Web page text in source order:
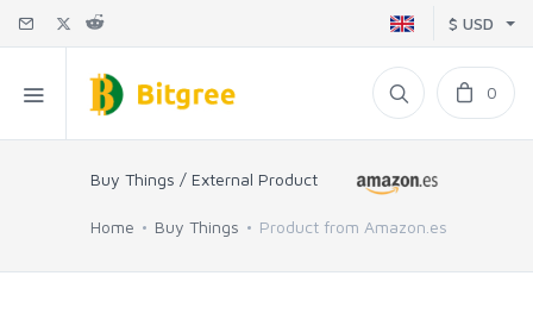
$ USD
0
Buy Things / External Product
Home Buy Things Product from Amazon.es